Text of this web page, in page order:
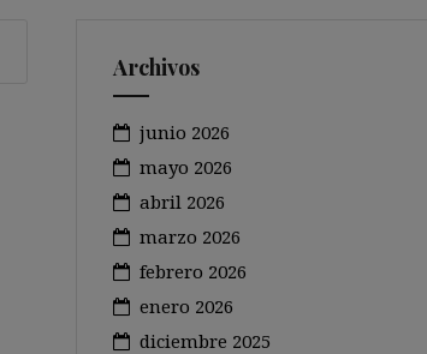
Archivos
junio 2026
mayo 2026
abril 2026
marzo 2026
febrero 2026
enero 2026
diciembre 2025